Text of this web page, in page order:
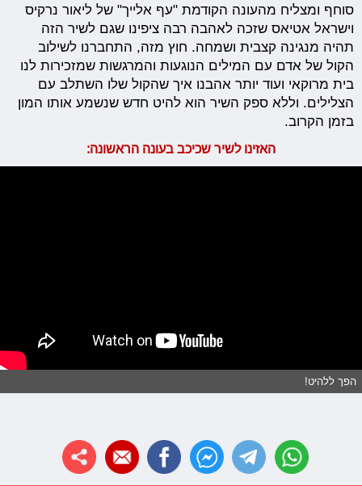
סוחף ומצליח מהעונה הקודמת "עף אלייך" של ליאור נרקיס
וישראל אטיאס שזכה לאהבה רבה ציפינו שגם לשיר הזה
תהיה מנגינה קצבית ושמחה. חוץ מזה, התחברנו לשילוב
הקול של אדם עם המילים הנוגעות והמרגשות שמזכירות לנו
בית מרוקאי ועוד יותר אהבנו איך שהקול שלו השתלב עם
הצלילים. וללא ספק השיר הוא להיט חדש שנשמע אותו המון
בזמן הקרוב.
האזינו לשיר שכיכב בעונה הראשונה:
הפך ללהיט!